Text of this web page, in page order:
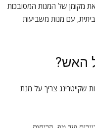
מקומן של המנות המסובכות
וביתית, עם מנות משביעות
האש?
שקייטרינג צריך על מנת